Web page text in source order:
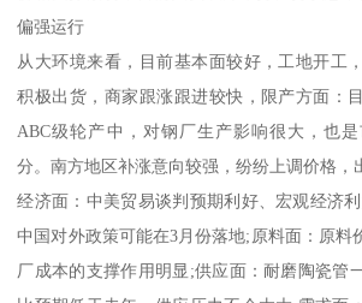
偏强运行
从大环境来看，目前基本面较好，工地开工
积极出货，商家跟涨跟进较快，限产方面：
ABC级轮产中，对钢厂生产影响很大，也
分。南方地区补涨意向较强，纷纷上调价格，
经济面：中美贸易谈判预期利好、宏观经济
中国对外政策可能在3月份落地;原料面：原料
厂成本的支撑作用明显;供应面：耐磨陶瓷管